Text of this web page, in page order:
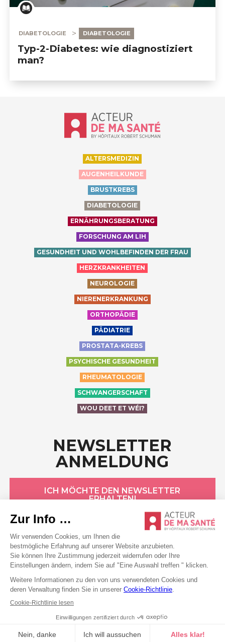
DIABETOLOGIE DIABETOLOGIE
Typ-2-Diabetes: wie diagnostiziert
man?
Accueil - Acteur de ma santé, by
ALTERSMEDIZIN
AUGENHEILKUNDE
BRUSTKREBS
DIABETOLOGIE
ERNÄHRUNGSBERATUNG
FORSCHUNG AM LIH
GESUNDHEIT UND WOHLBEFINDEN DER FRAU
HERZKRANKHEITEN
NEUROLOGIE
NIERENERKRANKUNG
ORTHOPÄDIE
PÄDIATRIE
PROSTATA-KREBS
PSYCHISCHE GESUNDHEIT
RHEUMATOLOGIE
SCHWANGERSCHAFT
WOU DEET ET WÉI?
NEWSLETTER
ANMELDUNG
ICH MÖCHTE DEN NEWSLETTER
ERHALTEN!
HÔPITAUX ROBERT SCHUMAN
Datenschutzerklärung
Cookie-Erklärung
Allgemeine Bedingungen
Rechtliche Hinweise
Erklärung zur Barrierefreiheit
Digitalised by